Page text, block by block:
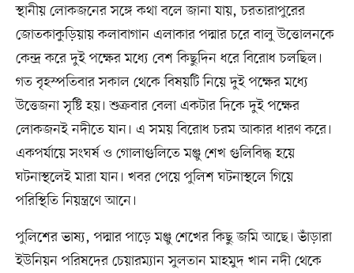
স্থানীয় লোকজনের সঙ্গে কথা বলে জানা যায়, চরতারাপুরের
জোতকাকুড়িয়ায় কলাবাগান এলাকার পদ্মার চরে বালু উত্তোলনকে
কেন্দ্র করে দুই পক্ষের মধ্যে বেশ কিছুদিন ধরে বিরোধ চলছিল।
গত বৃহস্পতিবার সকাল থেকে বিষয়টি নিয়ে দুই পক্ষের মধ্যে
উত্তেজনা সৃষ্টি হয়। শুক্রবার বেলা একটার দিকে দুই পক্ষের
লোকজনই নদীতে যান। এ সময় বিরোধ চরম আকার ধারণ করে।
একপর্যায়ে সংঘর্ষ ও গোলাগুলিতে মঞ্জু শেখ গুলিবিদ্ধ হয়ে
ঘটনাস্থলেই মারা যান। খবর পেয়ে পুলিশ ঘটনাস্থলে গিয়ে
পরিস্থিতি নিয়ন্ত্রণে আনে।
পুলিশের ভাষ্য, পদ্মার পাড়ে মঞ্জু শেখের কিছু জমি আছে। ভাঁড়ারা
ইউনিয়ন পরিষদের চেয়ারম্যান সুলতান মাহমুদ খান নদী থেকে